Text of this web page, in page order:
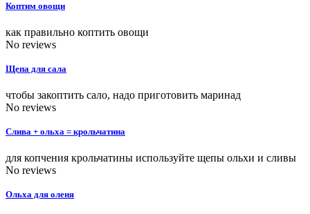
Коптим овощи
как правильно коптить овощи
No reviews
Щепа для сала
чтобы закоптить сало, надо приготовить маринад
No reviews
Слива + ольха = крольчатина
для копчения крольчатины используйте щепы ольхи и сливы
No reviews
Ольха для оленя